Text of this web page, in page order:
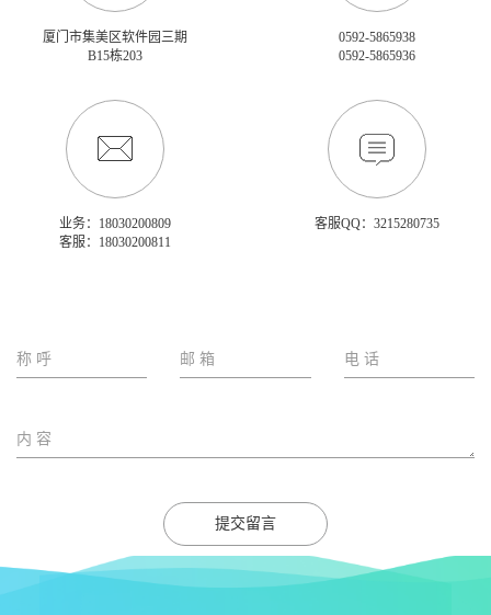
厦门市集美区软件园三期
B15栋203
0592-5865938
0592-5865936
业务：18030200809
客服：18030200811
客服QQ：3215280735
提交留言